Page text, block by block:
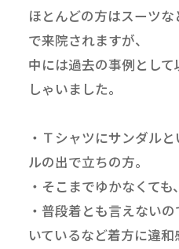
ほとんどの方はスーツ
で来院されますが、
中には過去の事例とし
しゃいました。
・Ｔシャツにサンダル
ルの出で立ちの方。
・そこまでゆかなくても
・普段着とも言えない
いているなど着方に違和